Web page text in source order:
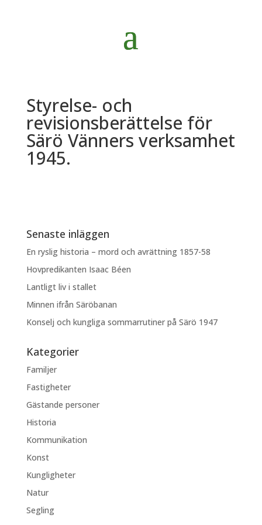
Styrelse- och
revisionsberättelse för
Särö Vänners verksamhet
1945.
Senaste inläggen
En ryslig historia – mord och avrättning 1857-58
Hovpredikanten Isaac Béen
Lantligt liv i stallet
Minnen ifrån Säröbanan
Konselj och kungliga sommarrutiner på Särö 1947
Kategorier
Familjer
Fastigheter
Gästande personer
Historia
Kommunikation
Konst
Kungligheter
Natur
Segling